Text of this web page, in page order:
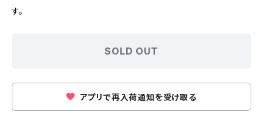
す。
SOLD OUT
アプリで再入荷通知を受け取る